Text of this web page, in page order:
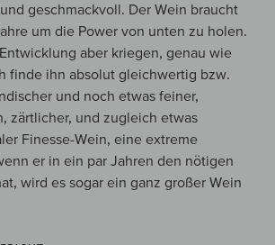
geschmackvoll. Der Wein braucht
um die Power von unten zu holen.
aber kriegen, genau wie
finde ihn absolut gleichwertig bzw.
und noch etwas feiner,
zärtlicher, und zugleich etwas
Finesse-Wein, eine extreme
er in ein par Jahren den nötigen
wird es sogar ein ganz großer Wein